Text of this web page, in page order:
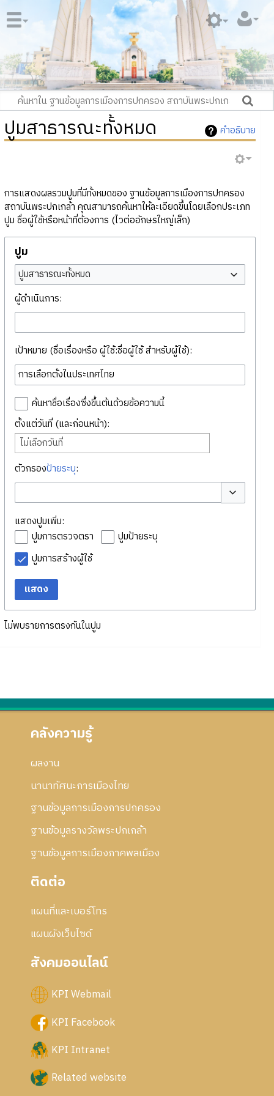
คำอธิบาย
ปูมสาธารณะทั้งหมด
การแสดงผลรวมปูมที่มีทั้งหมดของ ฐานข้อมูลการเมืองการปกครอง
สถาบันพระปกเกล้า คุณสามารถค้นหาให้ละเอียดขึ้นโดยเลือกประเภท
ปูม ชื่อผู้ใช้หรือหน้าที่ต้องการ (ไวต่ออักษรใหญ่เล็ก)
ปูม
ปูมสาธารณะทั้งหมด
ผู้ดำเนินการ:
เป้าหมาย (ชื่อเรื่องหรือ ผู้ใช้:ชื่อผู้ใช้ สำหรับผู้ใช้):
ค้นหาชื่อเรื่องซึ่งขึ้นต้นด้วยข้อความนี้
ตั้งแต่วันที่ (และก่อนหน้า):
ไม่เลือกวันที่
ตัวกรองป้ายระบุ:
สลับตัวเลือก
แสดงปูมเพิ่ม:
ปูมการตรวจตรา
ปูมป้ายระบุ
ปูมการสร้างผู้ใช้
แสดง
ไม่พบรายการตรงกันในปูม
คลังความรู้
ผลงาน
นานาทัศนะการเมืองไทย
ฐานข้อมูลการเมืองการปกครอง
ฐานข้อมูลรางวัลพระปกเกล้า
ฐานข้อมูลการเมืองภาคพลเมือง
ติดต่อ
แผนที่และเบอร์โทร
แผนผังเว็บไซด์
สังคมออนไลน์
KPI Webmail
KPI Facebook
KPI Intranet
Related website